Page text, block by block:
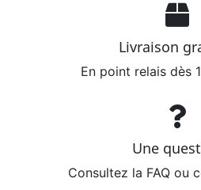
Livraison
En point relais dès
Une
Consultez la FAQ ou